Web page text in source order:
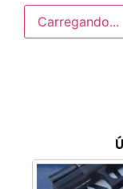
Carregando...